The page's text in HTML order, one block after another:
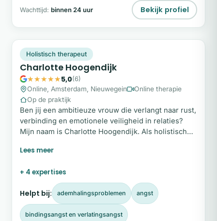
Wachttijd: binnen 24 uur Bekijk profiel
Plek beschikbaar
Holistisch therapeut
Charlotte Hoogendijk
5,0(6)
Online, Amsterdam, Nieuwegein
Online therapie
Op de praktijk
Ben jij een ambitieuze vrouw die verlangt naar rust,
verbinding en emotionele veiligheid in relaties?
Mijn naam is Charlotte Hoogendijk. Als holistisch
vrouwen die vastlopen in patronen van overleving,
Samen werken we aan het herstellen van balans,
eigenwaarde en verbinding met jezelf. Mijn aanpak
is zacht, lichaamsgericht en verdiepend.
+ 4 expertises
Helpt bij: ademhalingsproblemen angst
bindingsangst en verlatingsangst